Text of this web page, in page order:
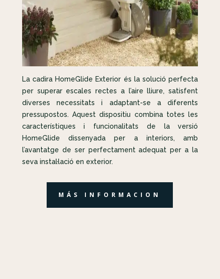
La cadira HomeGlide Exterior és la solució perfecta
per superar escales rectes a l’aire lliure, satisfent
diverses necessitats i adaptant-se a diferents
pressupostos. Aquest dispositiu combina totes les
característiques i funcionalitats de la versió
HomeGlide dissenyada per a interiors, amb
l’avantatge de ser perfectament adequat per a la
seva instal·lació en exterior.
MÁS INFORMACION